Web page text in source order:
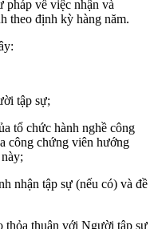
pháp về việc nhận và
theo định kỳ hàng năm.
tập sự;
tổ chức hành nghề công
công chứng viên hướng
nhận tập sự (nếu có) và đề
thỏa thuận với Người tập sự